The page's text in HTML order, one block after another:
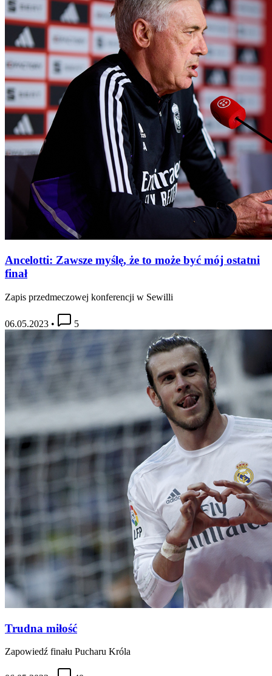
Ancelotti: Zawsze myślę, że to może być mój ostatni
finał
Zapis przedmeczowej konferencji w Sewilli
06.05.2023 • 5
Trudna miłość
Zapowiedź finału Pucharu Króla